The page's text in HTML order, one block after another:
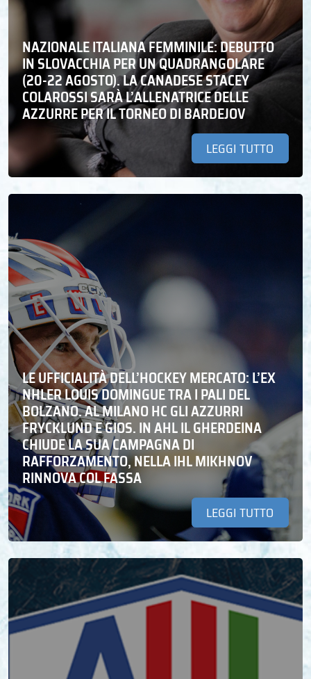
NAZIONALE ITALIANA FEMMINILE: DEBUTTO
IN SLOVACCHIA PER UN QUADRANGOLARE
(20-22 AGOSTO). LA CANADESE STACEY
COLAROSSI SARÀ L’ALLENATRICE DELLE
AZZURRE PER IL TORNEO DI BARDEJOV
LEGGI TUTTO
LE UFFICIALITÀ DELL’HOCKEY MERCATO: L’EX
NHLER LOUIS DOMINGUE TRA I PALI DEL
BOLZANO. AL MILANO HC GLI AZZURRI
FRYCKLUND E GIOS. IN AHL IL GHERDEINA
CHIUDE LA SUA CAMPAGNA DI
RAFFORZAMENTO, NELLA IHL MIKHNOV
RINNOVA COL FASSA
LEGGI TUTTO